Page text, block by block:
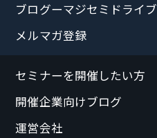
ブログーマジセミドライブ
メルマガ登録
セミナーを開催したい方
開催企業向けブログ
運営会社